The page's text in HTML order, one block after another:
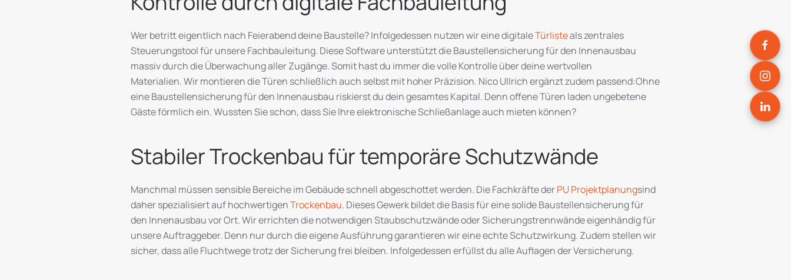
Wer betritt eigentlich nach Feierabend deine Baustelle? Infolgedessen nutzen wir eine digitaleTürlisteals zentrales
Steuerungstool für unsere Fachbauleitung. Diese Software unterstützt die Baustellensicherung für den Innenausbau
massiv durch die Überwachung aller Zugänge. Somit hast du immer die volle Kontrolle über deine wertvollen
Materialien. Wir montieren die Türen schließlich auch selbst mit hoher Präzision. Nico Ullrich ergänzt zudem passend:Ohne
eine Baustellensicherung für den Innenausbau riskierst du dein gesamtes Kapital. Denn offene Türen laden ungebetene
Gäste förmlich ein. Wussten Sie schon, dass Sie Ihre elektronische Schließanlage auch mieten können?
Stabiler Trockenbau für temporäre Schutzwände
Manchmal müssen sensible Bereiche im Gebäude schnell abgeschottet werden. Die Fachkräfte derPU Projektplanungsind
daher spezialisiert auf hochwertigenTrockenbau. Dieses Gewerk bildet die Basis für eine solide Baustellensicherung für
den Innenausbau vor Ort. Wir errichten die notwendigen Staubschutzwände oder Sicherungstrennwände eigenhändig für
unsere Auftraggeber. Denn nur durch die eigene Ausführung garantieren wir eine echte Schutzwirkung. Zudem stellen wir
sicher, dass alle Fluchtwege trotz der Sicherung frei bleiben. Infolgedessen erfüllst du alle Auflagen der Versicherung.